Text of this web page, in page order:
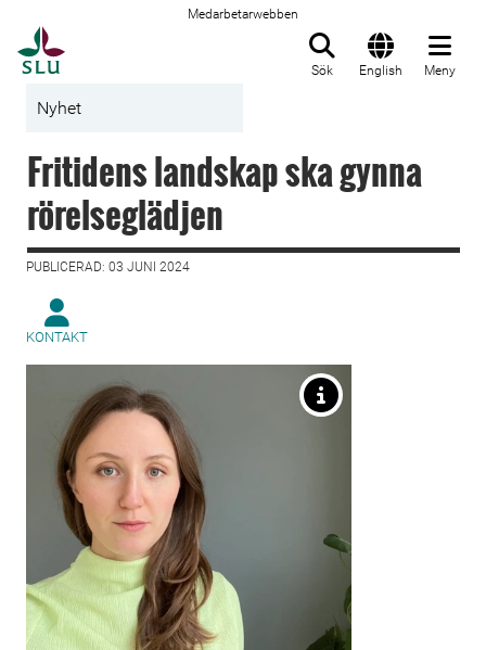
Medarbetarwebben
Sök English Meny
Nyhet
Fritidens landskap ska gynna
rörelseglädjen
PUBLICERAD: 03 JUNI 2024
KONTAKT